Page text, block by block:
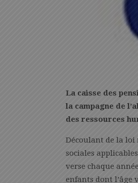
La caisse des
la campagne de
des ressources
Découlant de la loi
sociales
verse chaque
enfants dont l’âge